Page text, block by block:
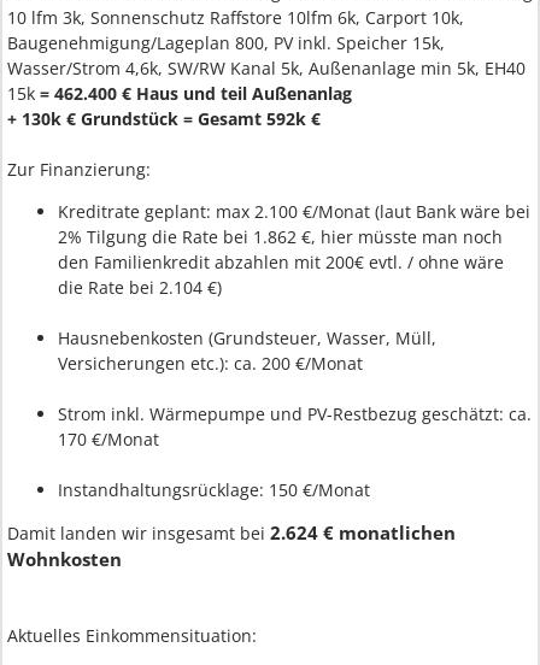
10 lfm 3k, Sonnenschutz Raffstore 10lfm 6k, Carport 10k,
Baugenehmigung/Lageplan 800, PV inkl. Speicher 15k,
Wasser/Strom 4,6k, SW/RW Kanal 5k, Außenanlage min 5k, EH40
15k = 462.400 € Haus und teil Außenanlag
+ 130k € Grundstück = Gesamt 592k €
Zur Finanzierung:
Kreditrate geplant: max 2.100 €/Monat (laut Bank wäre bei
2% Tilgung die Rate bei 1.862 €, hier müsste man noch
den Familienkredit abzahlen mit 200€ evtl. / ohne wäre
die Rate bei 2.104 €)
Hausnebenkosten (Grundsteuer, Wasser, Müll,
Versicherungen etc.): ca. 200 €/Monat
Strom inkl. Wärmepumpe und PV-Restbezug geschätzt: ca.
170 €/Monat
Instandhaltungsrücklage: 150 €/Monat
Damit landen wir insgesamt bei 2.624 € monatlichen
Wohnkosten
Aktuelles Einkommensituation: